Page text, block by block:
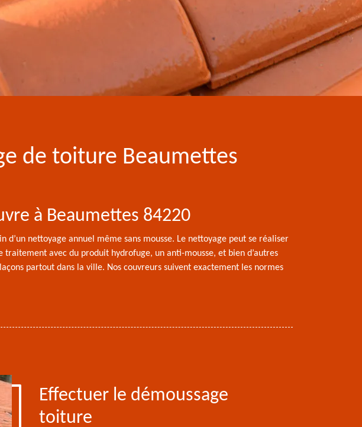
de toiture Beaumettes
à Beaumettes 84220
nettoyage annuel même sans mousse. Le nettoyage peut se réaliser
avec du produit hydrofuge, un anti-mousse, et bien d’autres
partout dans la ville. Nos couvreurs suivent exactement les normes
Effectuer le démoussage
toiture